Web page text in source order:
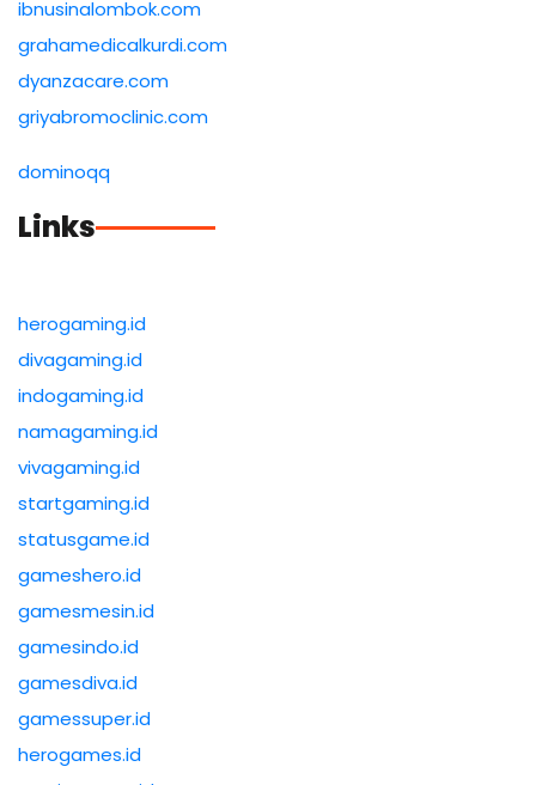
ibnusinalombok.com
grahamedicalkurdi.com
dyanzacare.com
griyabromoclinic.com
dominoqq
Links
herogaming.id
divagaming.id
indogaming.id
namagaming.id
vivagaming.id
startgaming.id
statusgame.id
gameshero.id
gamesmesin.id
gamesindo.id
gamesdiva.id
gamessuper.id
herogames.id